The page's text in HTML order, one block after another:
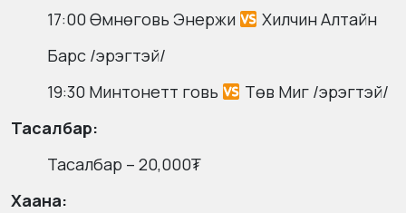
17:00 Өмнөговь Энержи
Хилчин Алтайн
Барс /эрэгтэй/
19:30 Минтонетт говь
Төв Миг /эрэгтэй/
Тасалбар:
Тасалбар – 20,000₮
Хаана: